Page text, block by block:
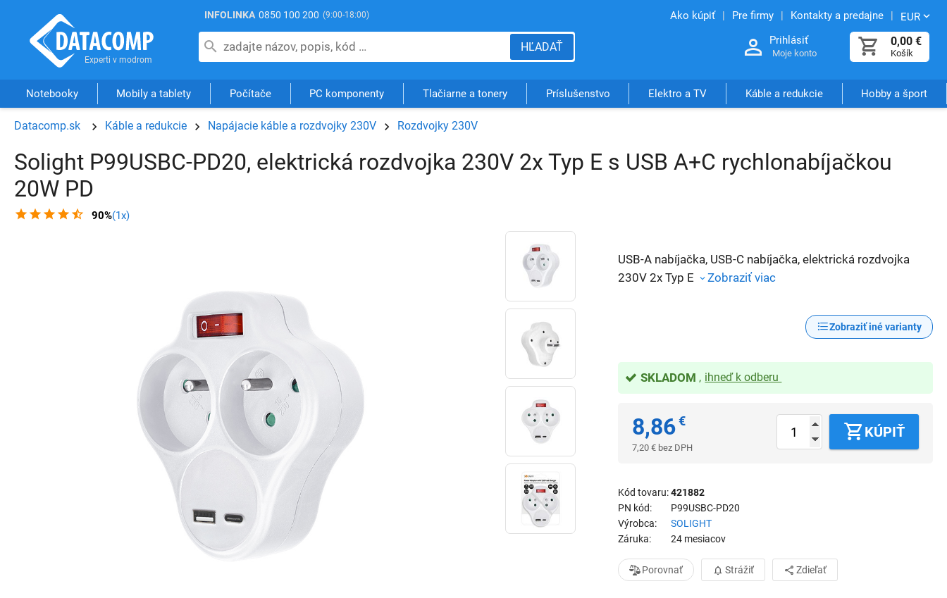
INFOLINKA 0850 100 200 (9:00-18:00) Ako kúpiť Pre firmy Kontakty a predajne EUR
0,00 €
Košík
Prihlásiť
Moje konto
HĽADAŤ
Notebooky Mobily a tablety Počítače PC komponenty Tlačiarne a tonery Príslušenstvo Elektro a TV Káble a redukcie Hobby a šport
Datacomp.sk Káble a redukcie Napájacie káble a rozdvojky 230V Rozdvojky 230V
Solight P99USBC-PD20, elektrická rozdvojka 230V 2x Typ E s USB A+C rychlonabíjačkou
20W PD
90%(1x)
USB-A nabíjačka, USB-C nabíjačka, elektrická rozdvojka
230V 2x Typ E
Zobraziť viac
Zobraziť iné varianty
SKLADOM ihneď k odberu
8,86€
7,20 € bez DPH
KÚPIŤ
Kód tovaru 421882
PN kód
P99USBC-PD20
Výrobca
SOLIGHT
Záruka
24 mesiacov
Porovnať Strážiť Zdieľať